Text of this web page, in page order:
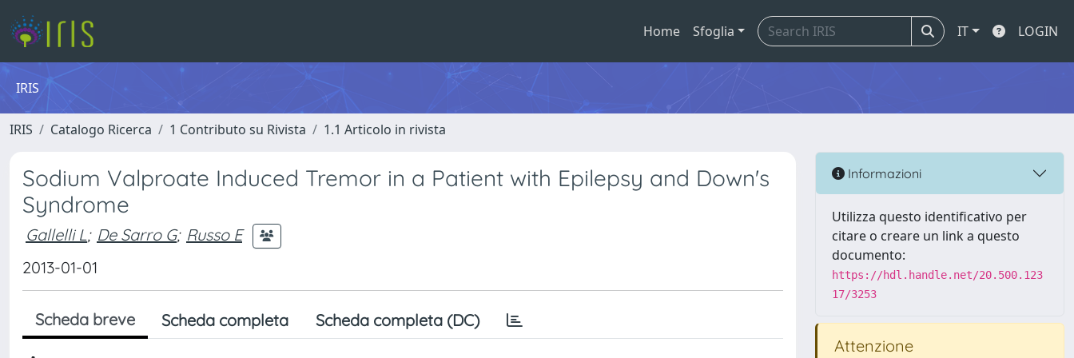
Home Sfoglia IT LOGIN
IRIS
IRIS Catalogo Ricerca 1 Contributo su Rivista 1.1 Articolo in rivista
Sodium Valproate Induced Tremor in a Patient with Epilepsy and Down's
Syndrome
Gallelli L; De Sarro G; Russo E
2013-01-01
Scheda breve Scheda completa Scheda completa (DC)
Informazioni
Utilizza questo identificativo per
citare o creare un link a questo
documento:
https://hdl.handle.net/20.500.123
17/3253
Attenzione